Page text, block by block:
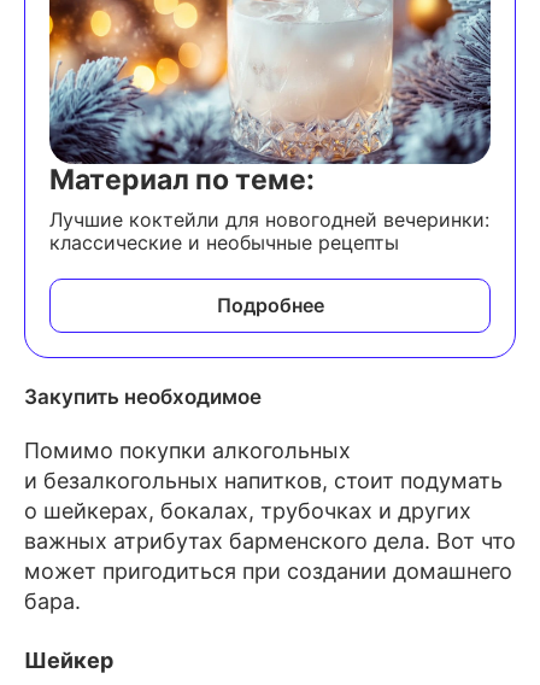
листья.
Ледяной шар: водка, мандариновый
фреш, немного сахара.
Мартини: джин или водка
с вермутом;
Манхэттен: бурбон или ржаной виски
Дайкири: белый ром
и свежевыжатый лимонный фреш;
содовая;
Брамбл: джин, ликёр из черники
и лимонный фреш.
Материал по теме:
Лучшие коктейли для новогодней вечеринки:
классические и необычные рецепты
Подробнее
Закупить необходимое
Помимо покупки алкогольных
и безалкогольных напитков, стоит подумать
о шейкерах, бокалах, трубочках и других
важных атрибутах барменского дела. Вот что
может пригодиться при создании домашнего
бара.
Шейкер